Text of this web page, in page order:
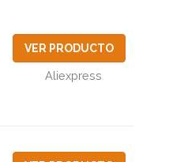
VER PRODUCTO
Aliexpress